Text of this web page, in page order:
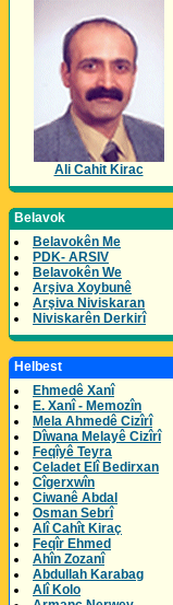
Ali Cahit Kirac
Belavok
Belavokên Me
PDK- ARSIV
Belavokên We
Arşiva Xoybunê
Arşiva Niviskaran
Niviskarên Derkirî
Helbest
Ehmedê Xanî
E. Xanî - Memozîn
Mela Ahmedê Cizîrî
Dîwana Melayê Cizîrî
Feqîyê Teyra
Celadet Elî Bedirxan
Cîgerxwîn
Ciwanê Abdal
Osman Sebrî
Alî Cahît Kiraç
Feqîr Ehmed
Ahîn Zozanî
Abdullah Karabag
Alî Kolo